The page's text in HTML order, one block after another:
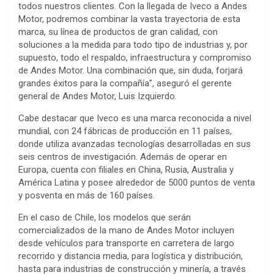
todos nuestros clientes. Con la llegada de Iveco a Andes
Motor, podremos combinar la vasta trayectoria de esta
marca, su línea de productos de gran calidad, con
soluciones a la medida para todo tipo de industrias y, por
supuesto, todo el respaldo, infraestructura y compromiso
de Andes Motor. Una combinación que, sin duda, forjará
grandes éxitos para la compañía”, aseguró el gerente
general de Andes Motor, Luis Izquierdo.
Cabe destacar que Iveco es una marca reconocida a nivel
mundial, con 24 fábricas de producción en 11 países,
donde utiliza avanzadas tecnologías desarrolladas en sus
seis centros de investigación. Además de operar en
Europa, cuenta con filiales en China, Rusia, Australia y
América Latina y posee alrededor de 5000 puntos de venta
y posventa en más de 160 países.
En el caso de Chile, los modelos que serán
comercializados de la mano de Andes Motor incluyen
desde vehículos para transporte en carretera de largo
recorrido y distancia media, para logística y distribución,
hasta para industrias de construcción y minería, a través